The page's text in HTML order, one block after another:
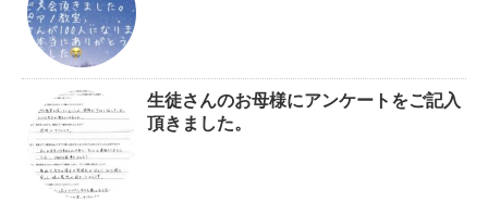
生徒さんのお母様にアンケートをご記入
頂きました。